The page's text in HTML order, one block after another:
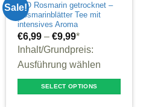
Sale!BIO Rosmarin getrocknet –
Rosmarinblätter Tee mit
intensives Aroma
€6,99 –€9,99*
Inhalt/Grundpreis:
Ausführung wählen
SELECT OPTIONS